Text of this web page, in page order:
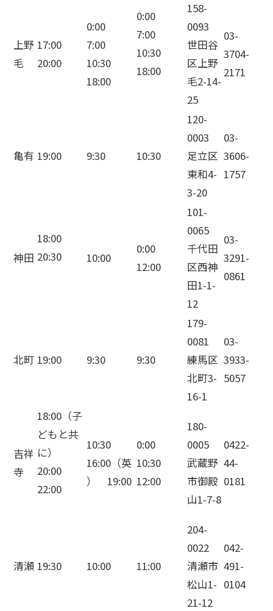
上野
毛
17:00
20:00
0:00
7:00
10:30
18:00
0:00
7:00
10:30
18:00
158-
0093
世田谷
区上野
毛2-14-
25
03-
3704-
2171
亀有 19:00 9:30 10:30
120-
0003
足立区
東和4-
3-20
03-
3606-
1757
神田
18:00
20:30
10:00
0:00
12:00
101-
0065
千代田
区西神
田1-1-
12
03-
3291-
0861
北町 19:00 9:30 9:30
179-
0081
練馬区
北町3-
16-1
03-
3933-
5057
吉祥
寺
18:00（子
どもと共
に）
20:00
22:00
10:30
16:00（英
） 19:00
0:00
10:30
12:00
180-
0005
武蔵野
市御殿
山1-7-8
0422-
44-
0181
清瀬 19:30 10:00 11:00
204-
0022
清瀬市
松山1-
21-12
042-
491-
0104